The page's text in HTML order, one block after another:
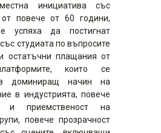
инициатива със
от повече от 60 години,
успяха да постигнат
студиата по въпросите
остатъчни плащания от
които се
доминиращ начин на
в индустрията, повече
и приемственост на
повече прозрачност